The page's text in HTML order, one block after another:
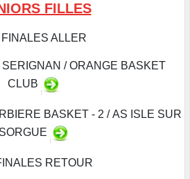
FILLES
FINALES ALLER
/ ORANGE BASKET
CLUB
BASKET - 2 / AS ISLE SUR
SORGUE
RETOUR